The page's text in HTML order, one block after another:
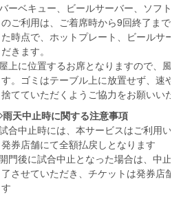
ーベキュー、ビールサーバー、ソフト
のご利用は、ご着席時から9回終了まで
た時点で、ホットプレート、ビールサー
だきます。
屋上に位置するお席となりますので、風
す。ゴミはテーブル上に放置せず、速や
捨てていただくようご協力をお願いいた
天中止時に関する注意事項
合中止時には、本サービスはご利用い
発券店舗にて全額払戻しとなります
開門後に試合中止となった場合は、中止
了させていただき、チケットは発券店舗
す